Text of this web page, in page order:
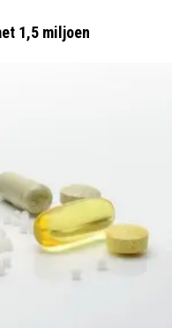
1,5 miljoen